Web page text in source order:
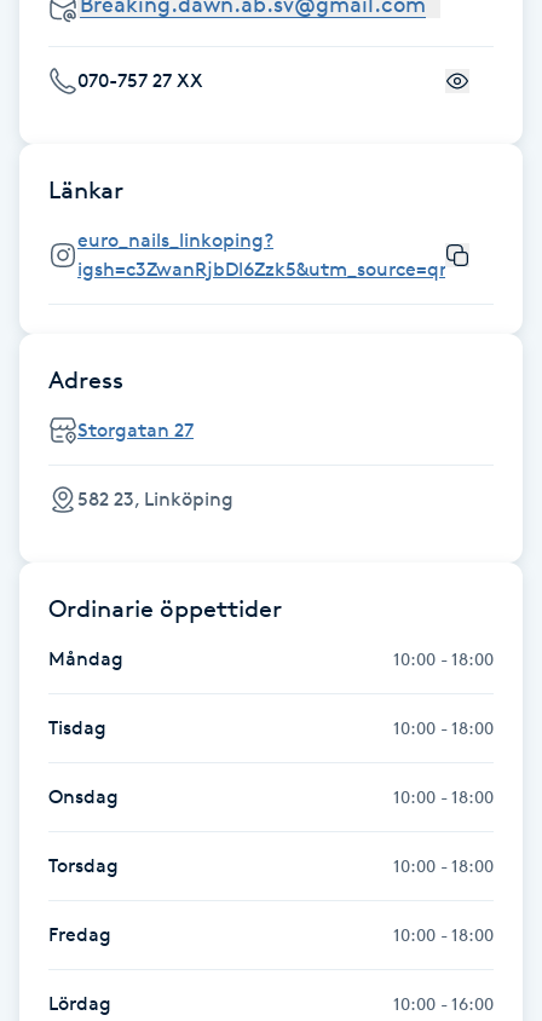
Hatha Yoga
Headspa
Hollywood Peel
Hot Stone Massage
Hot yoga
Huduppstramning
Hudvård
Hyaluronsyra
Hyperhidros
Hypnos
070-757 27 XX
Länkar
euro_nails_linkoping?
igsh=c3ZwanRjbDl6Zzk5&utm_source=qr
Adress
Storgatan 27
582 23, Linköping
Ordinarie öppettider
Måndag 10:00 - 18:00
Tisdag 10:00 - 18:00
Onsdag 10:00 - 18:00
Torsdag 10:00 - 18:00
Fredag 10:00 - 18:00
Lördag 10:00 - 16:00